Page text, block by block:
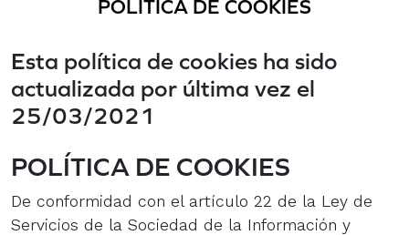
POLÍTICA DE COOKIES
Esta política de cookies ha sido
actualizada por última vez el
25/03/2021
POLÍTICA DE COOKIES
De conformidad con el artículo 22 de la Ley de
Servicios de la Sociedad de la Información y